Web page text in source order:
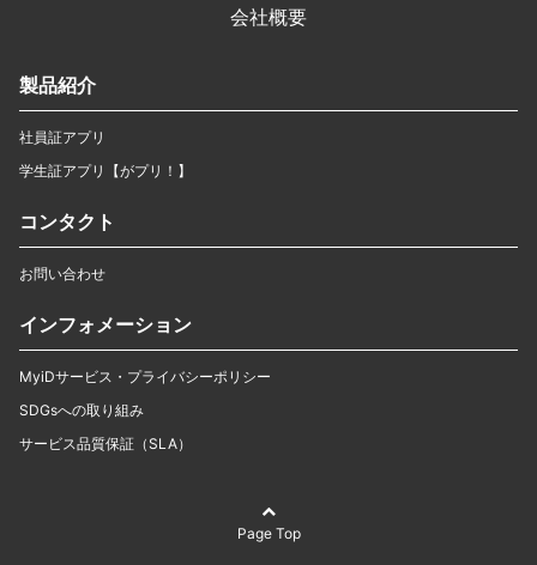
会社概要
製品紹介
社員証アプリ
学生証アプリ【がプリ！】
コンタクト
お問い合わせ
インフォメーション
MyiDサービス・プライバシーポリシー
SDGsへの取り組み
サービス品質保証（SLA）
Page Top